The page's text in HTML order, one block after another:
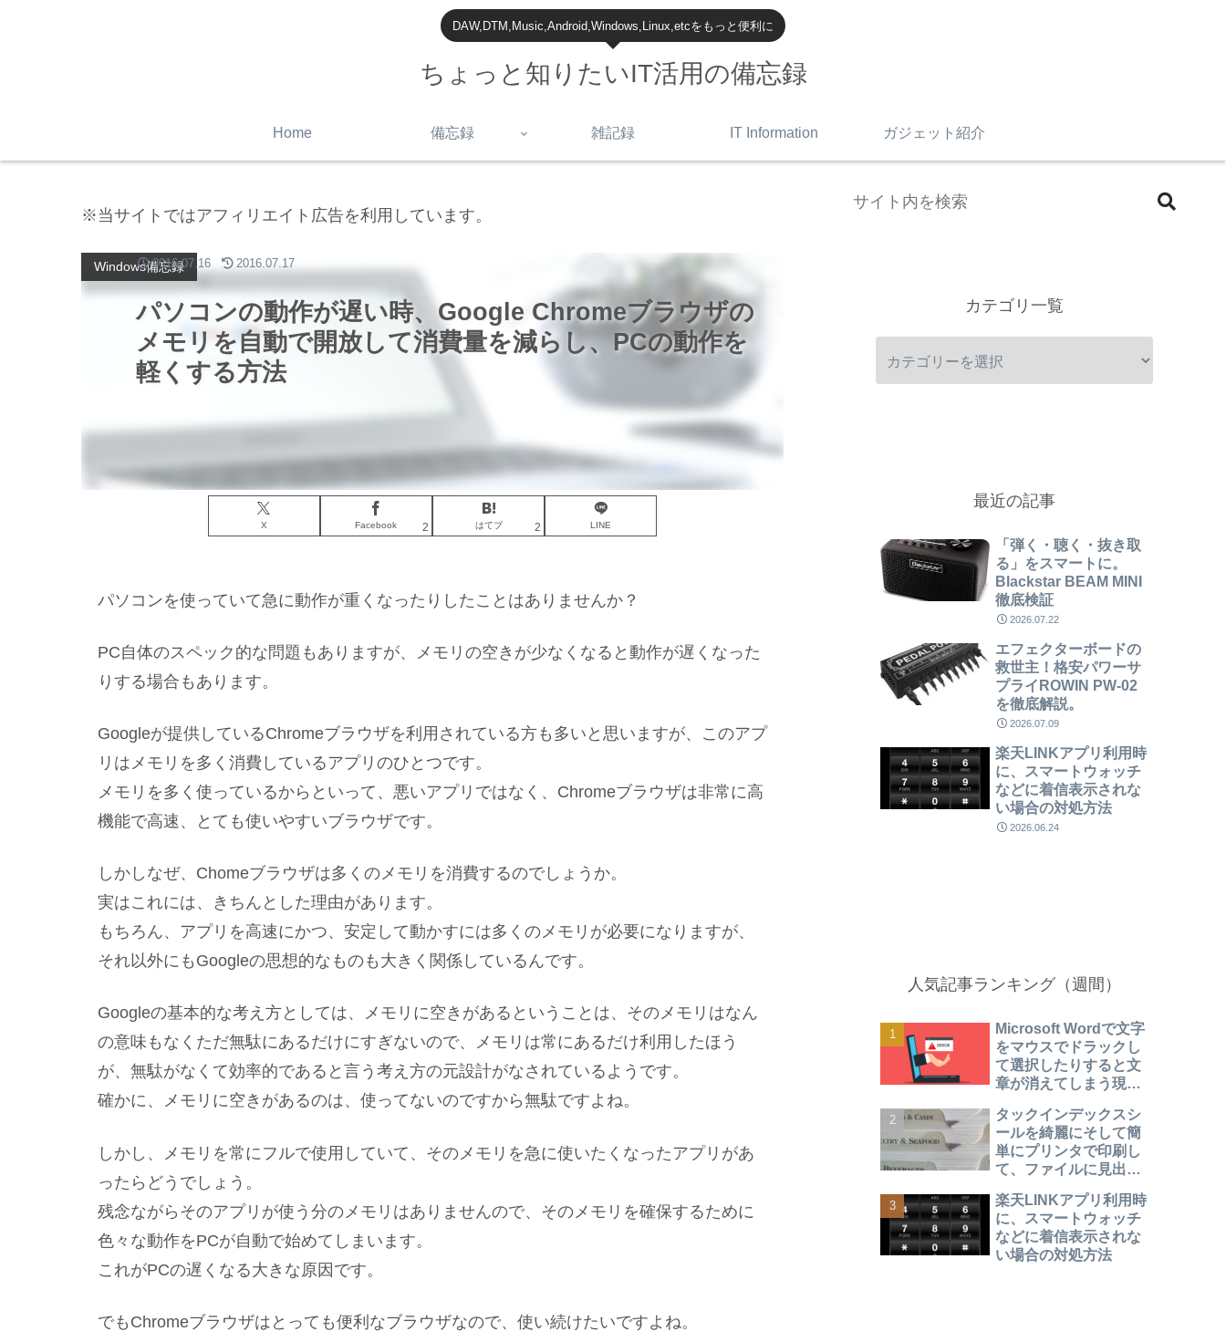
DAW,DTM,Music,Android,Windows,Linux,etcをもっと便利に
ちょっと知りたいIT活用の備忘録
Home 備忘録 雑記録 IT Information ガジェット紹介
パソコンの動作が遅い時、Google Chromeブラウザの
メモリを自動で開放して消費量を減らし、PCの動作を
軽くする方法
※当サイトではアフィリエイト広告を利用しています。
Windows備忘録
X Facebook 2 はてブ 2 LINE
2016.07.16 2016.07.17
パソコンを使っていて急に動作が重くなったりしたことはありませんか？
PC自体のスペック的な問題もありますが、メモリの空きが少なくなると動作が遅くなった
りする場合もあります。
Googleが提供しているChromeブラウザを利用されている方も多いと思いますが、このアプ
リはメモリを多く消費しているアプリのひとつです。
メモリを多く使っているからといって、悪いアプリではなく、Chromeブラウザは非常に高
機能で高速、とても使いやすいブラウザです。
しかしなぜ、Chomeブラウザは多くのメモリを消費するのでしょうか。
実はこれには、きちんとした理由があります。
もちろん、アプリを高速にかつ、安定して動かすには多くのメモリが必要になりますが、
それ以外にもGoogleの思想的なものも大きく関係しているんです。
Googleの基本的な考え方としては、メモリに空きがあるということは、そのメモリはなん
の意味もなくただ無駄にあるだけにすぎないので、メモリは常にあるだけ利用したほう
が、無駄がなくて効率的であると言う考え方の元設計がなされているようです。
確かに、メモリに空きがあるのは、使ってないのですから無駄ですよね。
しかし、メモリを常にフルで使用していて、そのメモリを急に使いたくなったアプリがあ
ったらどうでしょう。
残念ながらそのアプリが使う分のメモリはありませんので、そのメモリを確保するために
色々な動作をPCが自動で始めてしまいます。
これがPCの遅くなる大きな原因です。
でもChromeブラウザはとっても便利なブラウザなので、使い続けたいですよね。
カテゴリ一覧
最近の記事
「弾く・聴く・抜き取
る」をスマートに。
Blackstar BEAM MINI
徹底検証
2026.07.22
エフェクターボードの
救世主！格安パワーサ
プライROWIN PW-02
を徹底解説。
2026.07.09
楽天LINKアプリ利用時
に、スマートウォッチ
などに着信表示されな
い場合の対処方法
2026.06.24
人気記事ランキング（週間）
Microsoft Wordで文字
をマウスでドラックし
て選択したりすると文
章が消えてしまう現象
法
タックインデックスシ
ールを綺麗にそして簡
単にプリンタで印刷し
て、ファイルに見出し
する方法
楽天LINKアプリ利用時
に、スマートウォッチ
などに着信表示されな
い場合の対処方法